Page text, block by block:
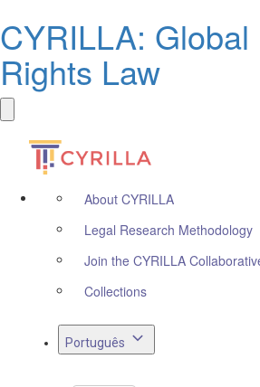
CYRILLA: Global
Rights Law
About CYRILLA
Legal Research Methodology
Join the CYRILLA
Collections
Português